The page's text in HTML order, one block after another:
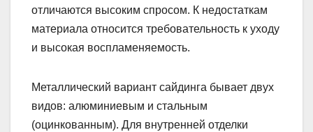
отличаются высоким спросом. К недостаткам
материала относится требовательность к уходу
и высокая воспламеняемость.
Металлический вариант сайдинга бывает двух
видов: алюминиевым и стальным
(оцинкованным). Для внутренней отделки